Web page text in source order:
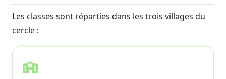
Les classes sont réparties dans les trois villages du
cercle :